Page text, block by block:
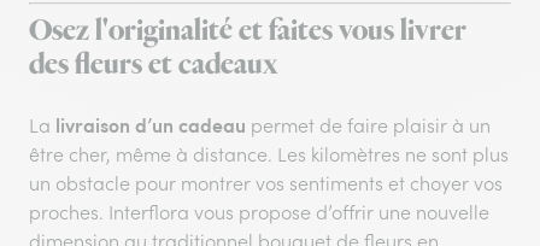
Osez l'originalité et faites vous livrer
des fleurs et cadeaux
La livraison d’un cadeau permet de faire plaisir à un
être cher, même à distance. Les kilomètres ne sont plus
un obstacle pour montrer vos sentiments et choyer vos
proches. Interflora vous propose d’offrir une nouvelle
dimension au traditionnel bouquet de fleurs en